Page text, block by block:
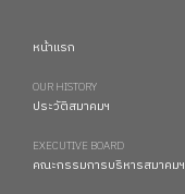
หน้าแรก
OUR HISTORY
ประวัติสมาคมฯ
EXECUTIVE BOARD
คณะกรรมการบริหารสมาคมฯ